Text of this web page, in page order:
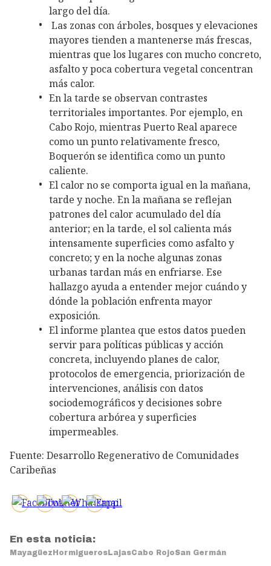
largo del día.
Las zonas con árboles, bosques y elevaciones
mayores tienden a mantenerse más frescas,
mientras que los lugares con mucho concreto,
asfalto y poca cobertura vegetal concentran
más calor.
En la tarde se observan contrastes
territoriales importantes. Por ejemplo, en
Cabo Rojo, mientras Puerto Real aparece
como un punto relativamente fresco,
Boquerón se identifica como un punto
caliente.
El calor no se comporta igual en la mañana,
tarde y noche. En la mañana se reflejan
patrones del calor acumulado del día
anterior; en la tarde, el sol calienta más
intensamente superficies como asfalto y
concreto; y en la noche algunas zonas
urbanas tardan más en enfriarse. Ese
hallazgo ayuda a entender mejor cuándo y
dónde la población enfrenta mayor
exposición.
El informe plantea que estos datos pueden
servir para políticas públicas y acción
concreta, incluyendo planes de calor,
protocolos de emergencia, priorización de
intervenciones, análisis con datos
sociodemográficos y decisiones sobre
cobertura arbórea y superficies
impermeables.
Fuente: Desarrollo Regenerativo de Comunidades
Caribeñas
En esta noticia:
MayagüezHormiguerosLajasCabo RojoSan Germán